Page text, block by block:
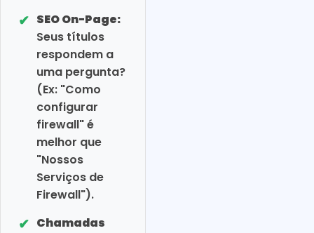
✔ SEO On-Page:
Seus títulos
respondem a
uma pergunta?
(Ex: "Como
configurar
firewall" é
melhor que
"Nossos
Serviços de
Firewall").
✔ Chamadas